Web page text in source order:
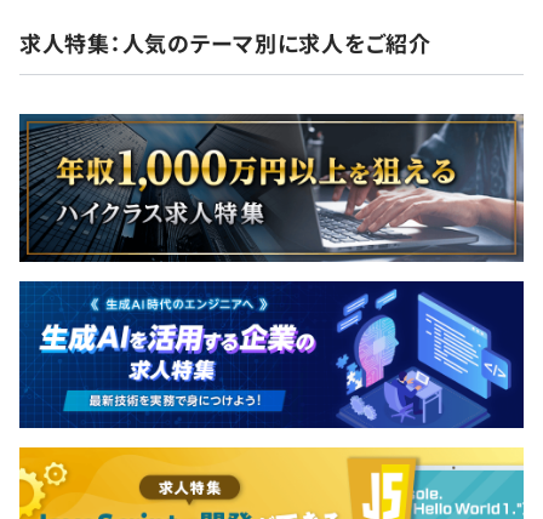
・熟練のエンジニアから新卒まで、幅広い年齢層で構成さ
れております。
・開発環境は常に変化するということも代表をはじめ、幹
部陣が理解しているため、積極的に最新の開発環境を導入
していくことが可能です。
・健康保険
・雇用保険
・労災保険
無期雇用
求人特集：人気のテーマ別に求人をご紹介